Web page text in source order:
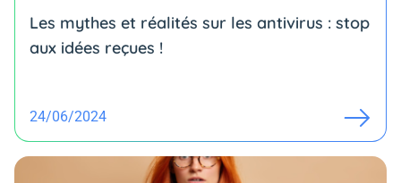
Les mythes et réalités sur les antivirus : stop
aux idées reçues !
24/06/2024